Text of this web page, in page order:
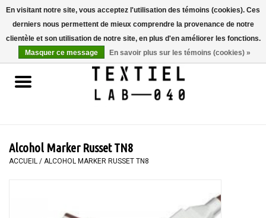
Accueil
LIVRES
PEINTURE
Alcohol Marker Russet TN8
ACCUEIL / ALCOHOL MARKER RUSSET TN8
En visitant notre site, vous acceptez l'utilisation des témoins (cookies). Ces
derniers nous permettent de mieux comprendre la provenance de notre
clientèle et son utilisation de notre site, en plus d'en améliorer les fonctions.
Masquer ce message
En savoir plus sur les témoins (cookies) »